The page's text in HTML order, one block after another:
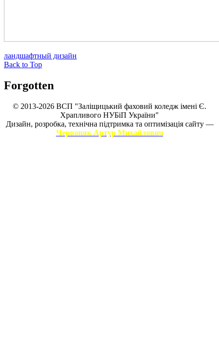
ландшафтный дизайн
Back to Top
Forgotten
© 2013-2026 ВСП "Заліщицький фаховий коледж імені Є.
Храпливого НУБіП України"
Дизайн, розробка, технічна підтримка та оптимізація сайту —
Червоняк Артур Михайлович